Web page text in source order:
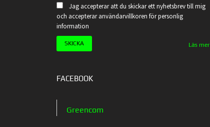
Jag accepterar att du skickar ett nyhetsbrev till mig
och accepterar användarvillkoren för personlig
information
Läs mer
FACEBOOK
Greencom